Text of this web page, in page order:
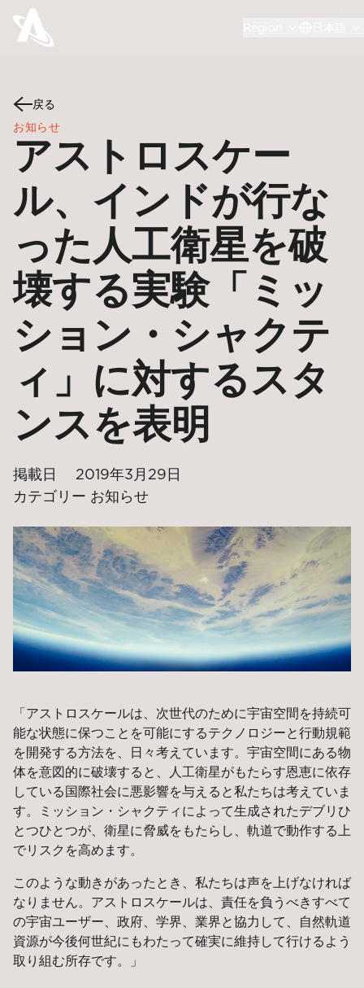
戻る
お知らせ
アストロスケー
ル、インドが行な
った人工衛星を破
壊する実験「ミッ
ション・シャクテ
ィ」に対するスタ
ンスを表明
掲載日
2019年3月29日
カテゴリー お知らせ
「アストロスケールは、次世代のために宇宙空間を持続可
能な状態に保つことを可能にするテクノロジーと行動規範
を開発する方法を、日々考えています。宇宙空間にある物
体を意図的に破壊すると、人工衛星がもたらす恩恵に依存
している国際社会に悪影響を与えると私たちは考えていま
す。ミッション・シャクティによって生成されたデブリひ
とつひとつが、衛星に脅威をもたらし、軌道で動作する上
でリスクを高めます。
このような動きがあったとき、私たちは声を上げなければ
なりません。アストロスケールは、責任を負うべきすべて
の宇宙ユーザー、政府、学界、業界と協力して、自然軌道
資源が今後何世紀にもわたって確実に維持して行けるよう
取り組む所存です。」